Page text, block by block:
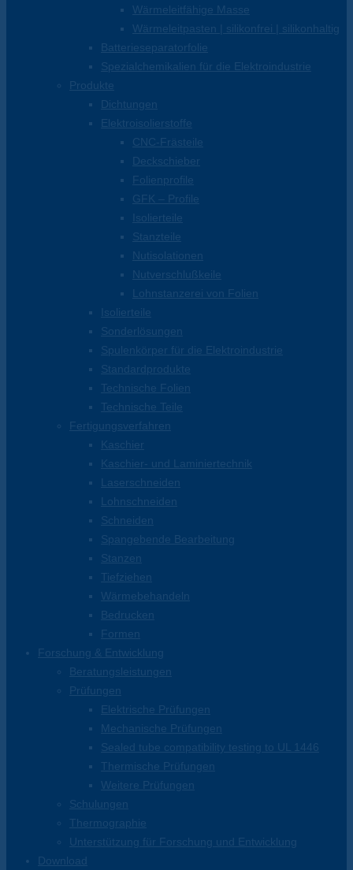
Wärmeleitfähige Masse
Wärmeleitpasten | silikonfrei | silikonhaltig
Batterieseparatorfolie
Spezialchemikalien für die Elektroindustrie
Produkte
Dichtungen
Elektroisolierstoffe
CNC-Frästeile
Deckschieber
Folienprofile
GFK – Profile
Isolierteile
Stanzteile
Nutisolationen
Nutverschlußkeile
Lohnstanzerei von Folien
Isolierteile
Sonderlösungen
Spulenkörper für die Elektroindustrie
Standardprodukte
Technische Folien
Technische Teile
Fertigungsverfahren
Kaschier
Kaschier- und Laminiertechnik
Laserschneiden
Lohnschneiden
Schneiden
Spangebende Bearbeitung
Stanzen
Tiefziehen
Wärmebehandeln
Bedrucken
Formen
Forschung & Entwicklung
Beratungsleistungen
Prüfungen
Elektrische Prüfungen
Mechanische Prüfungen
Sealed tube compatibility testing to UL 1446
Thermische Prüfungen
Weitere Prüfungen
Schulungen
Thermographie
Unterstützung für Forschung und Entwicklung
Download